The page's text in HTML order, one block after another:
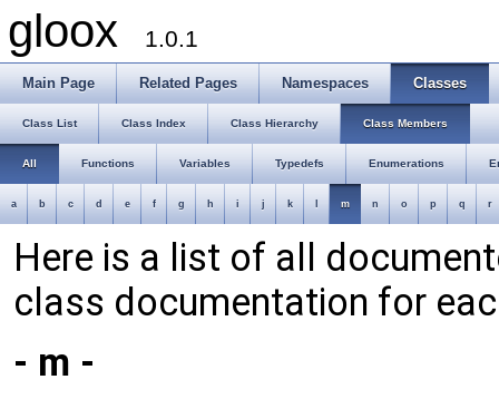
gloox 1.0.1
Main Page Related Pages Namespaces Classes
Class List Class Index Class Hierarchy Class Members
All Functions Variables Typedefs Enumerations
a b c d e f g h i j k m n o p q r
Here is a list of all
class documentation for
- m -